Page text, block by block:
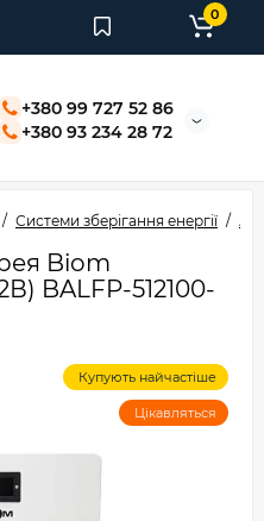
+380 99 727 52 86
+380 93 234 28 72
0
Системи зберігання енергії
Biom
BALFP-512100-
Купують найчастіше
Цікавляться